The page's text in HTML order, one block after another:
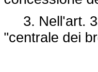
3. Nell'art.
"centrale dei